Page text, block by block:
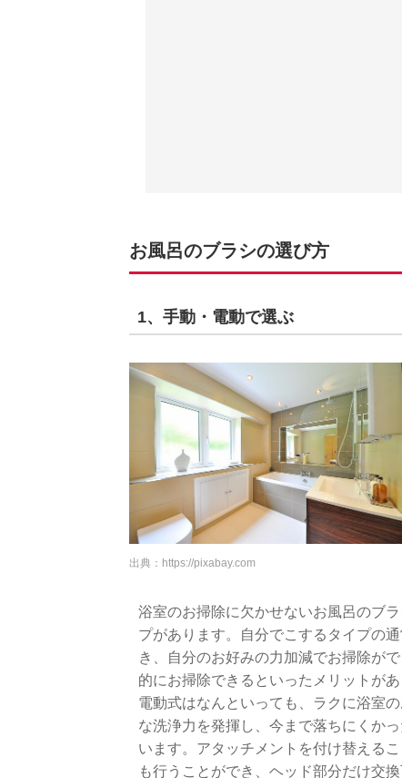
お風呂のブラシの選び方
1、手動・電動で選ぶ
出典： https://pixabay.com
浴室のお掃除に欠かせないお風呂のブ
プがあります。自分でこするタイプの
き、自分のお好みの力加減でお掃除が
的にお掃除できるといったメリットがあ
電動式はなんといっても、ラクに浴室
な洗浄力を発揮し、今まで落ちにくか
います。アタッチメントを付け替える
も行うことができ、ヘッド部分だけ交